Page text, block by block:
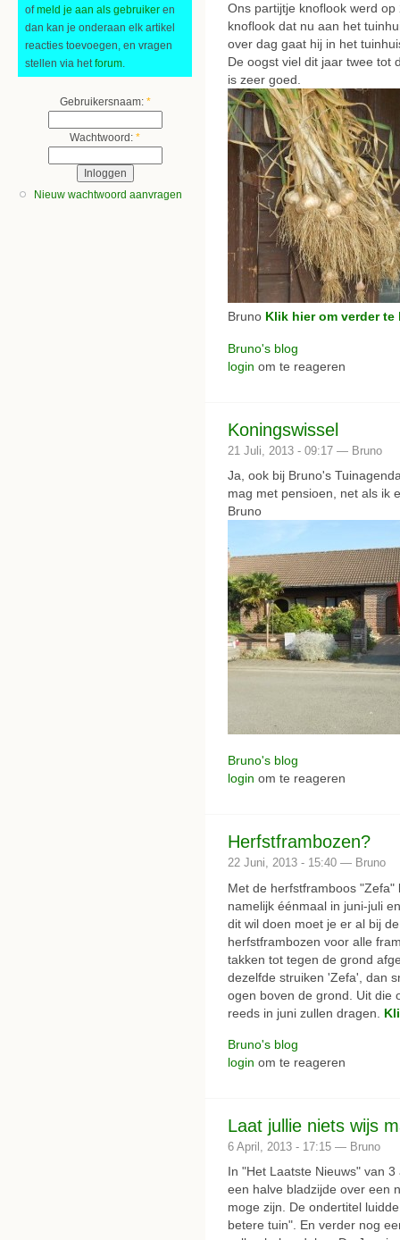
ofmeld je aan als gebruiker en
dan kan je onderaan elk artikel
reacties toevoegen, en vragen
stellen via hetforum.
Gebruikersnaam: *
Wachtwoord: *
Nieuw wachtwoord aanvragen
Ons partijtje knoflook werd
knoflook dat nu aan het
over dag gaat hij in het
De oogst viel dit jaar twee tot
is zeer goed.
Bruno Klik hier om verder te
Bruno's blog
login om te reageren
Koningswissel
21 Juli, 2013 - 09:17 — Bruno
Ja, ook bij Bruno's
mag met pensioen, net als ik
Bruno
Bruno's blog
login om te reageren
Herfstframbozen?
22 Juni, 2013 - 15:40 — Bruno
Met de herfstframboos
namelijk éénmaal in juni-juli
dit wil doen moet je er al bij
herfstframbozen voor alle
takken tot tegen de grond
dezelfde struiken 'Zefa', dan
ogen boven de grond. Uit die
reeds in juni zullen dragen.
Bruno's blog
login om te reageren
Laat jullie niets wijs
6 April, 2013 - 17:15 — Bruno
In "Het Laatste Nieuws" van
een halve bladzijde over een
moge zijn. De ondertitel
betere tuin". En verder nog